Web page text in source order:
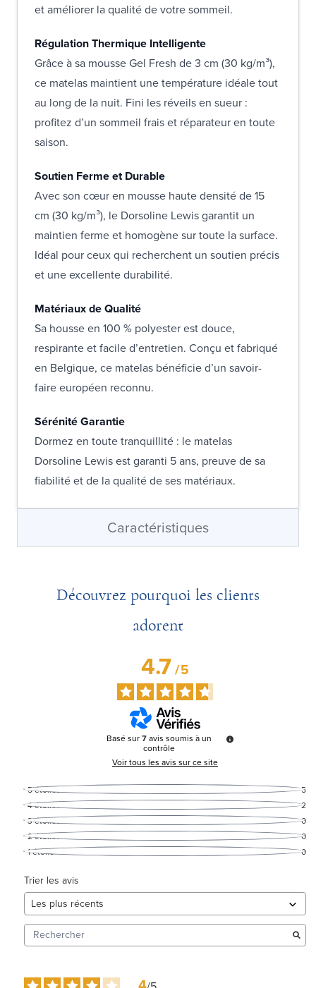
et améliorer la qualité de votre sommeil.
Régulation Thermique Intelligente
Grâce à sa mousse Gel Fresh de 3 cm (30 kg/m³),
ce matelas maintient une température idéale tout
au long de la nuit. Fini les réveils en sueur :
profitez d’un sommeil frais et réparateur en toute
saison.
Soutien Ferme et Durable
Avec son cœur en mousse haute densité de 15
cm (30 kg/m³), le Dorsoline Lewis garantit un
maintien ferme et homogène sur toute la surface.
Idéal pour ceux qui recherchent un soutien précis
et une excellente durabilité.
Matériaux de Qualité
Sa housse en 100 % polyester est douce,
respirante et facile d’entretien. Conçu et fabriqué
en Belgique, ce matelas bénéficie d’un savoir-
faire européen reconnu.
Sérénité Garantie
Dormez en toute tranquillité : le matelas
Dorsoline Lewis est garanti 5 ans, preuve de sa
fiabilité et de la qualité de ses matériaux.
Caractéristiques
Découvrez pourquoi les clients
adorent
4.7/5
Basé sur7avis soumis à un
contrôle
Voir tous les avis sur ce site
5étoiles
5
4étoiles
2
3étoiles
0
2étoiles
0
1étoile 0
Trier les avis